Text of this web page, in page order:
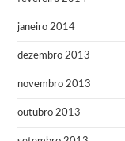
janeiro 2014
dezembro 2013
novembro 2013
outubro 2013